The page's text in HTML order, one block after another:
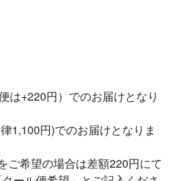
は+220円）でのお届けとなり
1,100円)でのお届けとなりま
ご希望の場合は差額220円にて